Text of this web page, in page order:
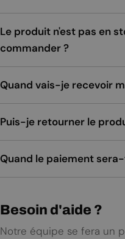
Le produit n'est pas en
commander ?
Quand vais-je recevoir
Puis-je retourner le
Quand le paiement
Besoin d'aide ?
Notre équipe se fera un